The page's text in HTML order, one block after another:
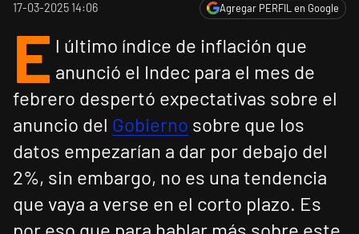
17-03-2025 14:06 Agregar PERFIL en Google
E l último índice de inflación que
anunció el Indec para el mes de
febrero despertó expectativas sobre el
anuncio del Gobierno sobre que los
datos empezarían a dar por debajo del
2%, sin embargo, no es una tendencia
que vaya a verse en el corto plazo. Es